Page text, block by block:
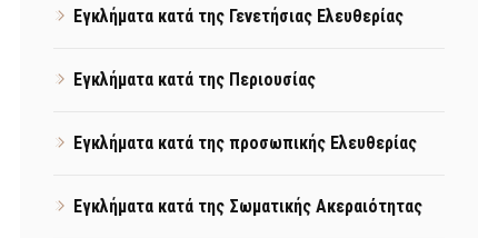
Εγκλήματα κατά της Γενετήσιας Ελευθερίας
Εγκλήματα κατά της Περιουσίας
Εγκλήματα κατά της προσωπικής Ελευθερίας
Εγκλήματα κατά της Σωματικής Ακεραιότητας